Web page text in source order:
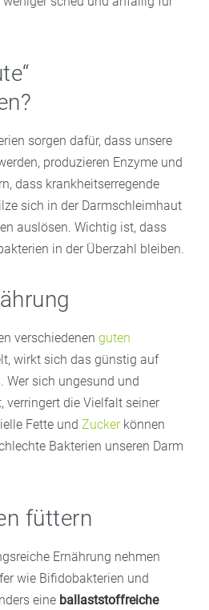
sorgen dafür, dass unsere
produzieren Enzyme und
dass krankheitserregende
sich in der Darmschleimhaut
auslösen. Wichtig ist, dass
in der Überzahl bleiben.
verschiedenen guten
wirkt sich das günstig auf
Wer sich ungesund und
verringert die Vielfalt seiner
Fette und Zuckerkönnen
Bakterien unseren Darm
füttern
Ernährung nehmen
wie Bifidobakterien und
eine ballaststoffreiche